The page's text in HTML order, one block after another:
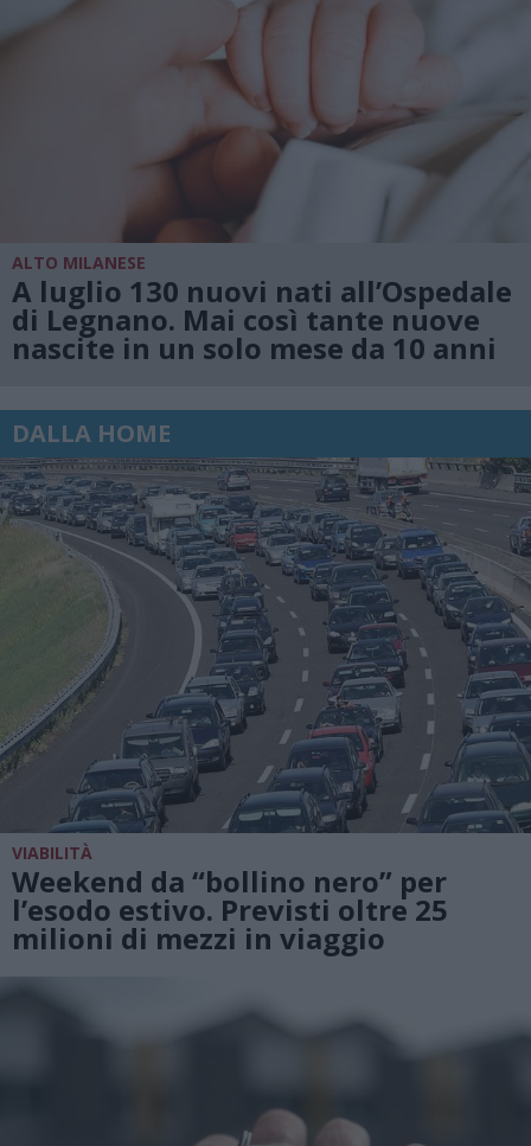
ALTO MILANESE
A luglio 130 nuovi nati all’Ospedale
di Legnano. Mai così tante nuove
nascite in un solo mese da 10 anni
DALLA HOME
VIABILITÀ
Weekend da “bollino nero” per
l’esodo estivo. Previsti oltre 25
milioni di mezzi in viaggio